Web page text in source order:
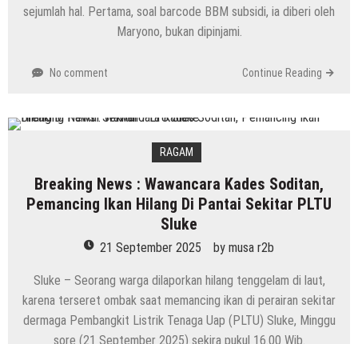
sejumlah hal. Pertama, soal barcode BBM subsidi, ia diberi oleh
Maryono, bukan dipinjami.
No comment Continue Reading
RAGAM
Breaking News : Wawancara Kades Soditan,
Pemancing Ikan Hilang Di Pantai Sekitar PLTU
Sluke
21 September 2025 by musa r2b
Sluke – Seorang warga dilaporkan hilang tenggelam di laut,
karena terseret ombak saat memancing ikan di perairan sekitar
dermaga Pembangkit Listrik Tenaga Uap (PLTU) Sluke, Minggu
sore (21 September 2025) sekira pukul 16.00 Wib.